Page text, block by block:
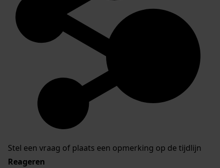
Stel een vraag of plaats een opmerking op de tijdlijn
Reageren